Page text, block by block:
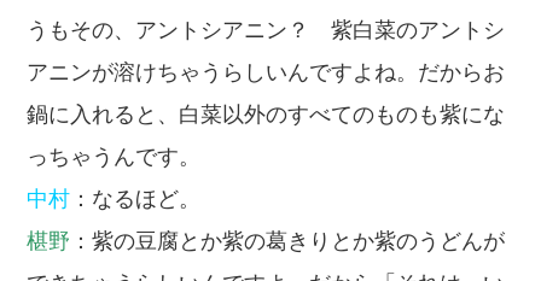
うもその、アントシアニン？ 紫白菜のアントシ
アニンが溶けちゃうらしいんですよね。だからお
鍋に入れると、白菜以外のすべてのものも紫にな
っちゃうんです。
中村 ：なるほど。
椹野 ：紫の豆腐とか紫の葛きりとか紫のうどんが